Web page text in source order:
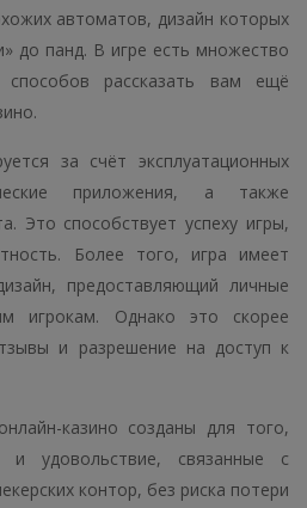
автоматов, дизайн которых
до панд. В игре есть множество
рассказать вам ещё
за счёт эксплуатационных
приложения, а также
Это способствует успеху игры,
Более того, игра имеет
предоставляющий личные
игрокам. Однако это скорее
и разрешение на доступ к
казино созданы для того,
удовольствие, связанные с
контор, без риска потери